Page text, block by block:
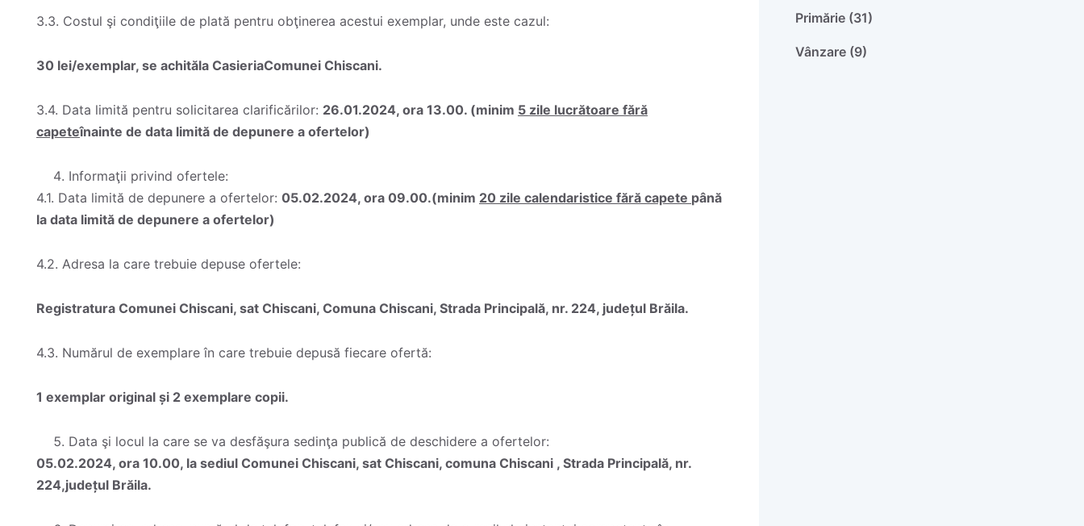
3.3. Costul şi condiţiile de plată pentru obţinerea acestui exemplar, unde este cazul:
30 lei/exemplar, se achităla CasieriaComunei Chiscani.
3.4. Data limită pentru solicitarea clarificărilor: 26.01.2024, ora 13.00. (minim 5 zile lucrătoare fără
capeteînainte de data limită de depunere a ofertelor)
Informaţii privind ofertele:
4.1. Data limită de depunere a ofertelor: 05.02.2024, ora 09.00.(minim 20 zile calendaristice fără capete până
la data limită de depunere a ofertelor)
4.2. Adresa la care trebuie depuse ofertele:
Registratura Comunei Chiscani, sat Chiscani, Comuna Chiscani, Strada Principală, nr. 224, județul Brăila.
4.3. Numărul de exemplare în care trebuie depusă fiecare ofertă:
1 exemplar original și 2 exemplare copii.
Data şi locul la care se va desfăşura sedinţa publică de deschidere a ofertelor:
05.02.2024, ora 10.00, la sediul Comunei Chiscani, sat Chiscani, comuna Chiscani , Strada Principală, nr.
224,județul Brăila.
Primărie (31)
Vânzare (9)